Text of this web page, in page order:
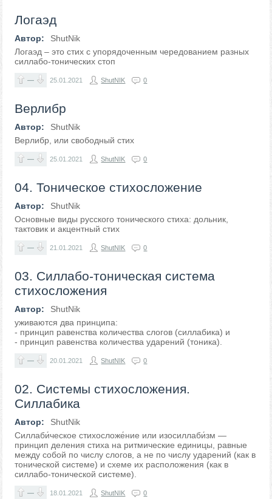
Логаэд
Автор:
ShutNik
Логаэд – это стих с упорядоченным чередованием разных
силлабо-тонических стоп
— 25.01.2021 ShutNIK 0
Верлибр
Автор:
ShutNik
Верлибр, или свободный стих
— 25.01.2021 ShutNIK 0
04. Тоническое стихосложение
Автор:
ShutNik
Основные виды русского тонического стиха: дольник,
тактовик и акцентный стих
— 21.01.2021 ShutNIK 0
03. Силлабо-тоническая система
стихосложения
Автор:
ShutNik
уживаются два принципа:
- принцип равенства количества слогов (силлабика) и
- принцип равенства количества ударений (тоника).
— 20.01.2021 ShutNIK 0
02. Системы стихосложения.
Силлабика
Автор:
ShutNik
Силлаби́ческое стихосложе́ние или изосиллаби́зм —
принцип деления стиха на ритмические единицы, равные
между собой по числу слогов, а не по числу ударений (как в
тонической системе) и схеме их расположения (как в
силлабо-тонической системе).
— 18.01.2021 ShutNIK 0